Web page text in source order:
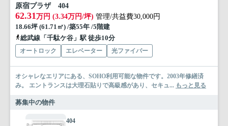
原宿プラザ 404
62.31 万円 (3.34万円/坪) 管理/共益費30,000円
18.66坪 (61.71㎡) /築55年 /5階建
総武線「千駄ケ谷」駅 徒歩10分
オートロック エレベーター 光ファイバー
オシャレなエリアにある、SOHO利用可能な物件です。2003年修繕済
み。 エントランスは大理石貼りで高級感があり、セキュ... もっと見る
募集中の物件
404